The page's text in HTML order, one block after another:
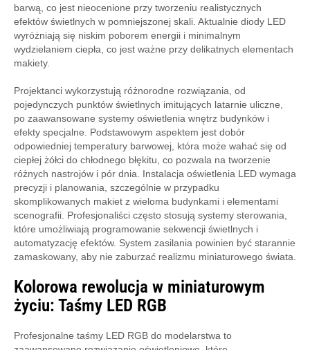
barwą, co jest nieocenione przy tworzeniu realistycznych
efektów świetlnych w pomniejszonej skali. Aktualnie diody LED
wyróżniają się niskim poborem energii i minimalnym
wydzielaniem ciepła, co jest ważne przy delikatnych elementach
makiety.
Projektanci wykorzystują różnorodne rozwiązania, od
pojedynczych punktów świetlnych imitujących latarnie uliczne,
po zaawansowane systemy oświetlenia wnętrz budynków i
efekty specjalne. Podstawowym aspektem jest dobór
odpowiedniej temperatury barwowej, która może wahać się od
ciepłej żółci do chłodnego błękitu, co pozwala na tworzenie
różnych nastrojów i pór dnia. Instalacja oświetlenia LED wymaga
precyzji i planowania, szczególnie w przypadku
skomplikowanych makiet z wieloma budynkami i elementami
scenografii. Profesjonaliści często stosują systemy sterowania,
które umożliwiają programowanie sekwencji świetlnych i
automatyzację efektów. System zasilania powinien być starannie
zamaskowany, aby nie zaburzać realizmu miniaturowego świata.
Kolorowa rewolucja w miniaturowym
życiu: Taśmy LED RGB
Profesjonalne taśmy LED RGB do modelarstwa to